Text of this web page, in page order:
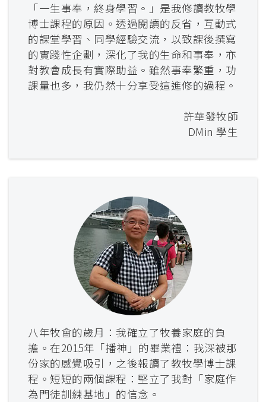
「一生事奉，終身學習。」是我修讀教牧學
博士課程的原因。透過閱讀的反省，互動式
的課堂學習、同學經驗交流，以致課後撰寫
的實踐性企劃，深化了我的生命和事奉，亦
對教會成長有實際助益。雖然事奉繁重，功
課量也多，我仍然十分享受這進修的過程。
許華發牧師
DMin 學生
八年牧會的歲月：我確立了牧養家庭的負
擔。在2015年「播神」的畢業禮：我深被那
份家的感覺吸引，之後報讀了教牧學博士課
程。短短的兩個課程：堅立了我對「家庭作
為門徒訓練基地」的信念。